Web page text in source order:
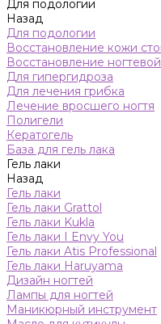
Для подологии
Назад
Для подологии
Восстановление кожи
Восстановление
Для гипергидроза
Для лечения грибка
Лечение вросшего ногтя
Полигели
Кератогель
База для гель лака
Гель лаки
Назад
Гель лаки
Гель лаки Grattol
Гель лаки Kukla
Гель лаки I Envy You
Гель лаки Atis Professional
Гель лаки Haruyama
Дизайн ногтей
Лампы для ногтей
Маникюрный инструмент